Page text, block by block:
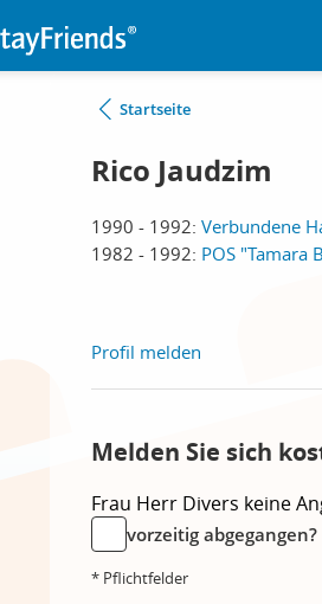
Startseite
Rico Jaudzim
1990 - 1992: Verbundene
1982 - 1992: POS "Tamara
Profil melden
Melden Sie sich
Frau Herr Divers keine
vorzeitig abgegangen?
* Pflichtfelder